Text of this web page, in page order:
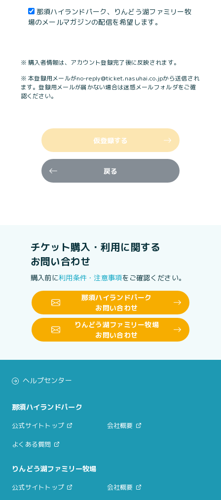
那須ハイランドパーク、りんどう湖ファミリー牧
場のメールマガジンの配信を希望します。
※ 購入者情報は、アカウント登録完了後に反映されます。
※ 本登録用メールがno-reply@ticket.nasuhai.co.jpから送信され
ます。登録用メールが届かない場合は迷惑メールフォルダをご確
認ください。
仮登録する
戻る
チケット購入・利用に関する
お問い合わせ
購入前に利用条件・注意事項をご確認ください。
那須ハイランドパーク
お問い合わせ
りんどう湖ファミリー牧場
お問い合わせ
ヘルプセンター
那須ハイランドパーク
公式サイトトップ 会社概要
よくある質問
りんどう湖ファミリー牧場
公式サイトトップ 会社概要